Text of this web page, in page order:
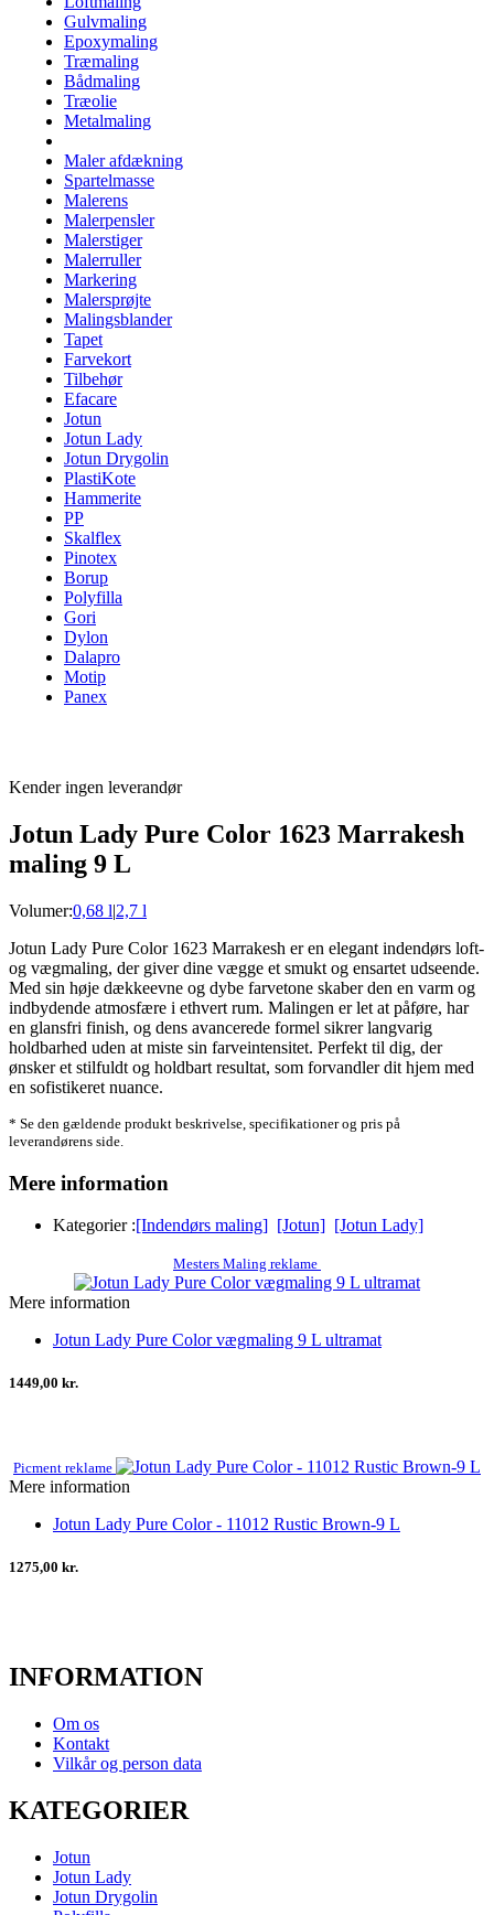
Gulvmaling
Epoxymaling
Træmaling
Bådmaling
Træolie
Metalmaling
Maler afdækning
Spartelmasse
Malerens
Malerpensler
Malerstiger
Malerruller
Markering
Malersprøjte
Malingsblander
Tapet
Farvekort
Tilbehør
Efacare
Jotun
Jotun Lady
Jotun Drygolin
PlastiKote
Hammerite
PP
Skalflex
Pinotex
Borup
Polyfilla
Gori
Dylon
Dalapro
Motip
Panex
Kender ingen leverandør
Jotun Lady Pure Color 1623 Marrakesh
maling 9 L
Volumer:0,68 l|2,7 l
Jotun Lady Pure Color 1623 Marrakesh er en elegant indendørs loft-
og vægmaling, der giver dine vægge et smukt og ensartet udseende.
Med sin høje dækkeevne og dybe farvetone skaber den en varm og
indbydende atmosfære i ethvert rum. Malingen er let at påføre, har
en glansfri finish, og dens avancerede formel sikrer langvarig
holdbarhed uden at miste sin farveintensitet. Perfekt til dig, der
ønsker et stilfuldt og holdbart resultat, som forvandler dit hjem med
en sofistikeret nuance.
* Se den gældende produkt beskrivelse, specifikationer og pris på
leverandørens side.
Mere information
Kategorier :[Indendørs maling] [Jotun] [Jotun Lady]
Mesters Maling reklame
Mere information
Jotun Lady Pure Color vægmaling 9 L ultramat
1449,00 kr.
Picment reklame
Mere information
Jotun Lady Pure Color - 11012 Rustic Brown-9 L
1275,00 kr.
INFORMATION
Om os
Kontakt
Vilkår og person data
KATEGORIER
Jotun
Jotun Lady
Jotun Drygolin